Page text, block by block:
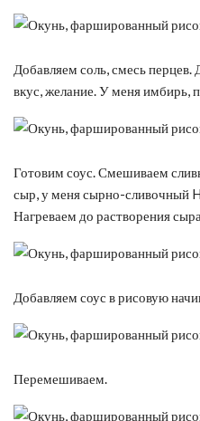
Добавляем соль, смесь
вкус, желание. У меня имбирь,
Готовим соус. Смешиваем
сыр, у меня сырно-сливочный
Нагреваем до растворения
Добавляем соус в рисовую
Перемешиваем.